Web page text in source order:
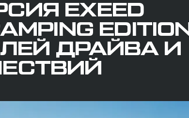
EXEED
EDITION
ДРАЙВА И